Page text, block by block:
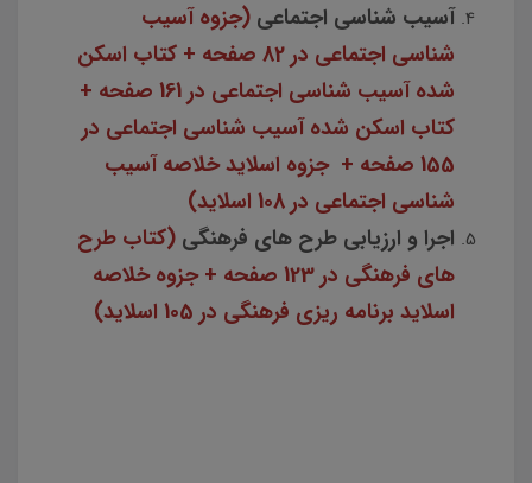
آسیب شناسی اجتماعی (جزوه آسیب
شناسی اجتماعی در 82 صفحه + کتاب اسکن
شده آسیب شناسی اجتماعی در 161 صفحه +
کتاب اسکن شده آسیب شناسی اجتماعی در
155 صفحه + جزوه اسلاید خلاصه آسیب
شناسی اجتماعی در 108 اسلاید)
اجرا و ارزیابی طرح های فرهنگی (کتاب طرح
های فرهنگی در 123 صفحه + جزوه خلاصه
اسلاید برنامه ریزی فرهنگی در 105 اسلاید)